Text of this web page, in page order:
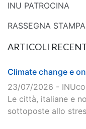
INU PATROCINA
RASSEGNA STAMPA
ARTICOLI
Climate change e
23/07/2026 - INU
Le città, italiane e
sottoposte allo